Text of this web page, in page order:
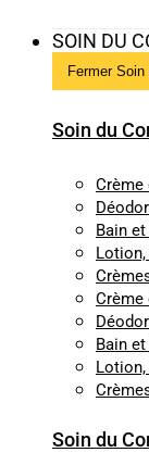
SOIN DU
Fermer Soin
Soin du
Crème
Bain
Crème
Bain
Soin du